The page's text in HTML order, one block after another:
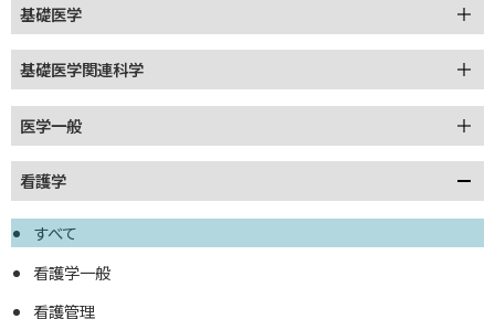
基礎医学
基礎医学関連科学
医学一般
看護学
すべて
看護学一般
看護管理